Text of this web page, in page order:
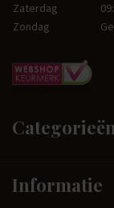
Zaterdag
Zondag
Categorieën
Informatie